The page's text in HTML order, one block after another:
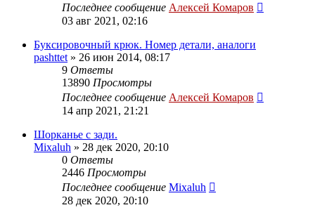
Последнее сообщение Алексей Комаров
03 авг 2021, 02:16
Буксировочный крюк. Номер детали, аналоги
pashttet » 26 июн 2014, 08:17
9 Ответы
13890 Просмотры
Последнее сообщение Алексей Комаров
14 апр 2021, 21:21
Шорканье с зади.
Mixaluh » 28 дек 2020, 20:10
0 Ответы
2446 Просмотры
Последнее сообщение Mixaluh
28 дек 2020, 20:10